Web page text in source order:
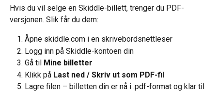
Hvis du vil selge en Skiddle-billett, trenger du PDF-
versjonen. Slik får du dem:
Åpne skiddle.com i en skrivebordsnettleser
Logg inn på Skiddle-kontoen din
Gå til Mine billetter
Klikk på Last ned / Skriv ut som PDF-fil
Lagre filen – billetten din er nå i .pdf-format og klar til